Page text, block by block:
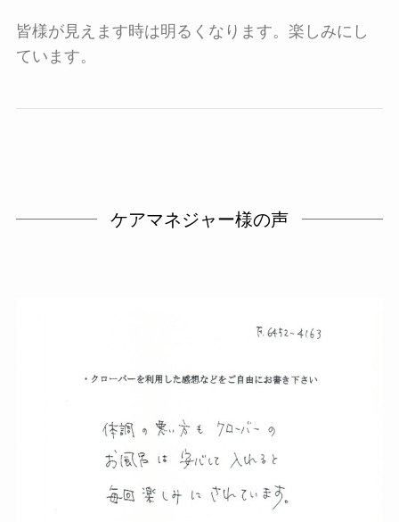
皆様が見えます時は明るくなります。楽しみにし
ています。
ケアマネジャー様の声